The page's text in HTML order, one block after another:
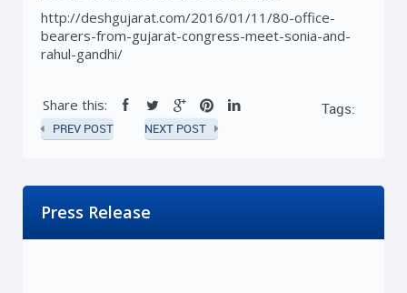
http://deshgujarat.com/2016/01/11/80-office-
bearers-from-gujarat-congress-meet-sonia-and-
rahul-gandhi/
Share this: Tags:
PREV POST NEXT POST
Press Release